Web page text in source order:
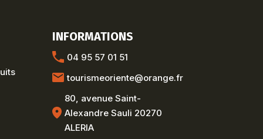
INFORMATIONS
04 95 57 01 51
tourismeoriente@orange.fr
80, avenue Saint-
Alexandre Sauli 20270
ALERIA